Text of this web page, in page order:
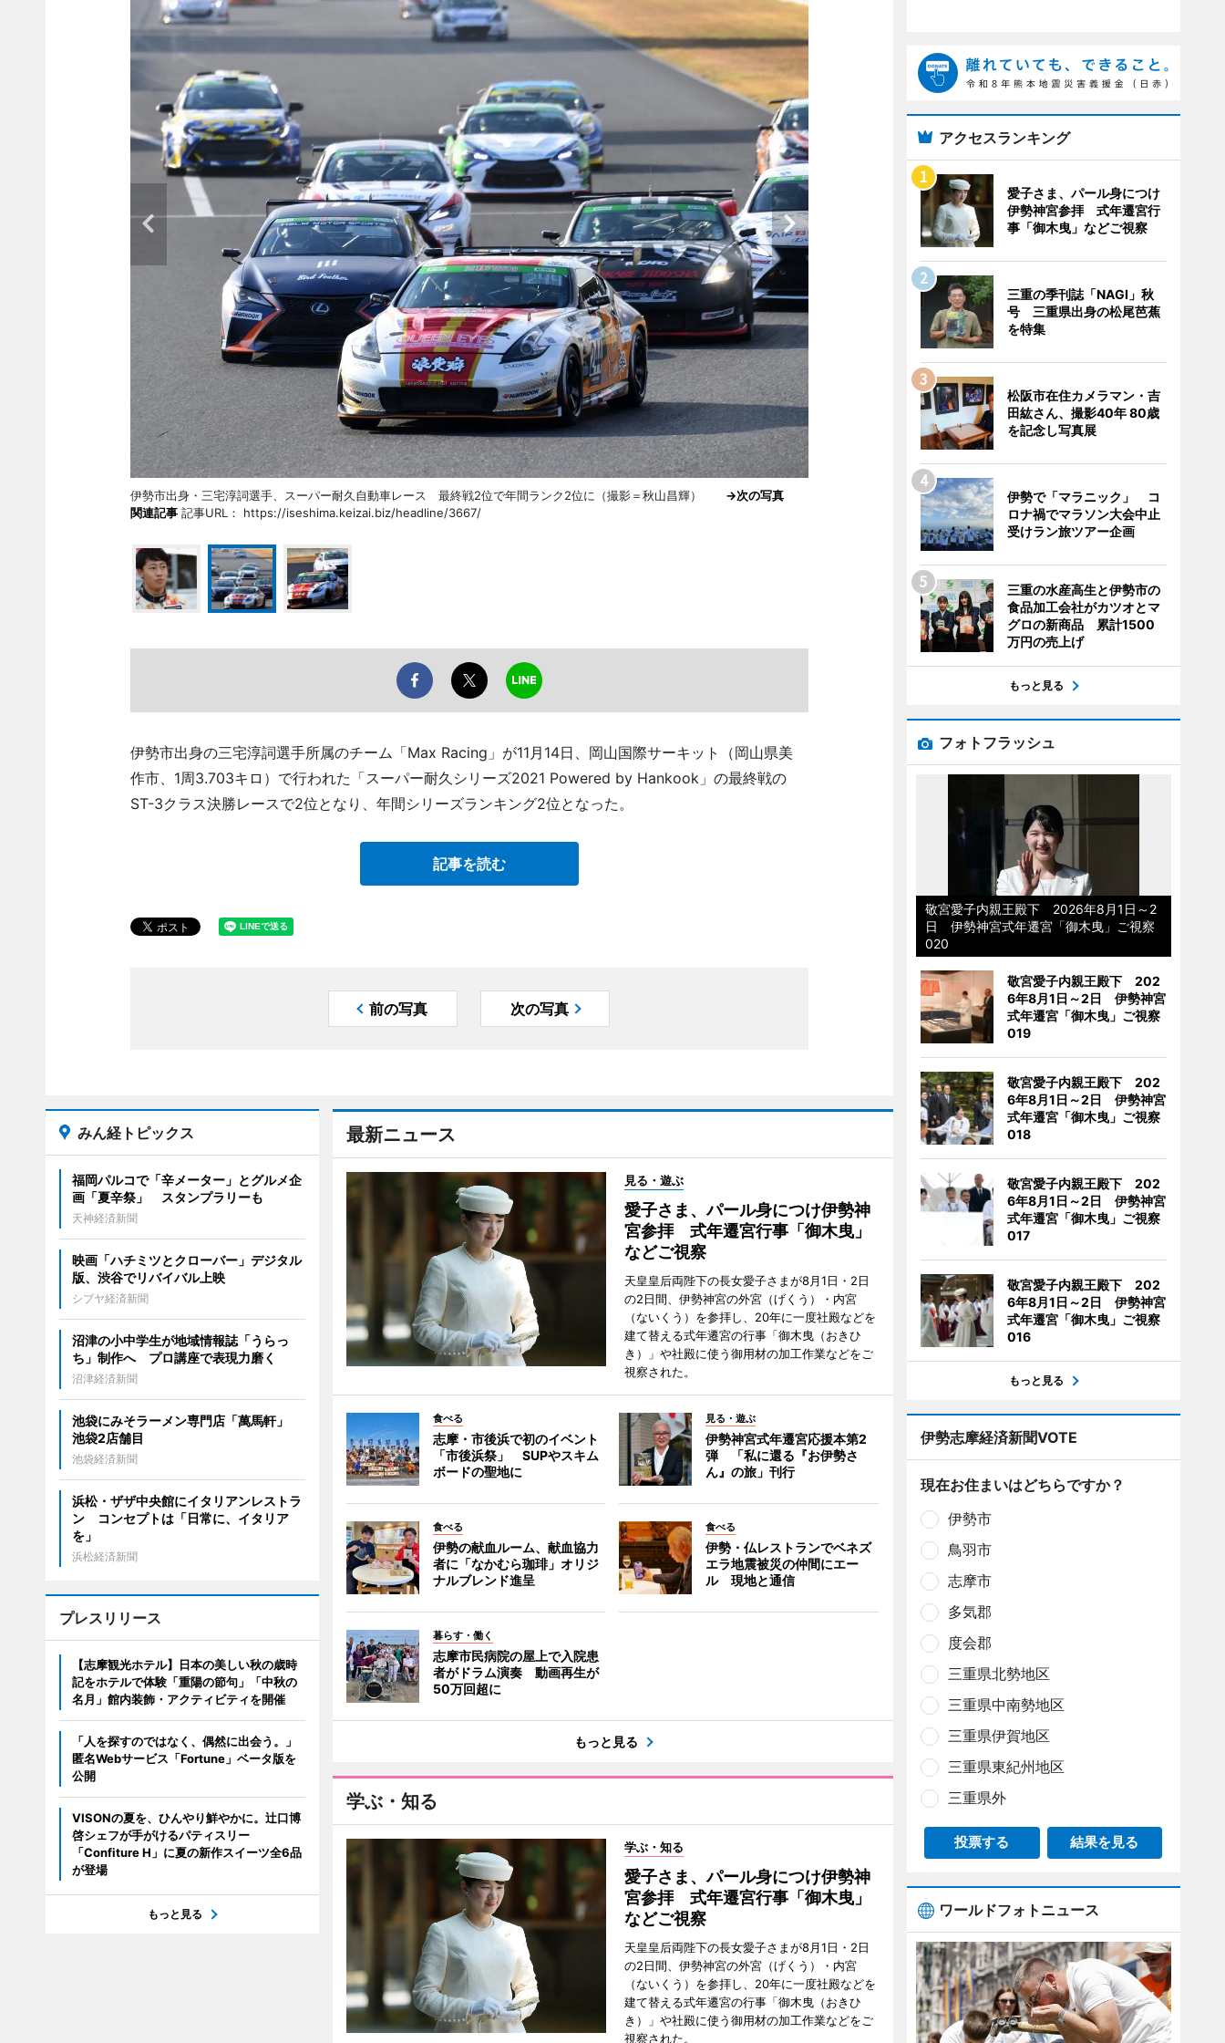
伊勢市出身・三宅淳詞選手、スーパー耐久自動車レース 最終戦2位で年間ランク2位に（撮影＝秋山昌輝） →次の写真
関連記事記事URL： https://iseshima.keizai.biz/headline/3667/
伊勢市出身の三宅淳詞選手所属のチーム「Max Racing」が11月14日、岡山国際サーキット（岡山県美
作市、1周3.703キロ）で行われた「スーパー耐久シリーズ2021 Powered by Hankook」の最終戦の
ST-3クラス決勝レースで2位となり、年間シリーズランキング2位となった。
記事を読む
前の写真 次の写真
最新ニュース
見る・遊ぶ
愛子さま、パール身につけ伊勢神
宮参拝 式年遷宮行事「御木曳」
などご視察
天皇皇后両陛下の長女愛子さまが8月1日・2日
の2日間、伊勢神宮の外宮（げくう）・内宮
（ないくう）を参拝し、20年に一度社殿などを
建て替える式年遷宮の行事「御木曳（おきひ
き）」や社殿に使う御用材の加工作業などをご
視察された。
食べる
志摩・市後浜で初のイベント
「市後浜祭」 SUPやスキム
ボードの聖地に
見る・遊ぶ
伊勢神宮式年遷宮応援本第2
弾 「私に還る『お伊勢さ
ん』の旅」刊行
食べる
伊勢の献血ルーム、献血協力
者に「なかむら珈琲」オリジ
ナルブレンド進呈
食べる
伊勢・仏レストランでベネズ
エラ地震被災の仲間にエー
ル 現地と通信
暮らす・働く
志摩市民病院の屋上で入院患
者がドラム演奏 動画再生が
50万回超に
もっと見る
学ぶ・知る
学ぶ・知る
愛子さま、パール身につけ伊勢神
宮参拝 式年遷宮行事「御木曳」
などご視察
天皇皇后両陛下の長女愛子さまが8月1日・2日
の2日間、伊勢神宮の外宮（げくう）・内宮
（ないくう）を参拝し、20年に一度社殿などを
建て替える式年遷宮の行事「御木曳（おきひ
き）」や社殿に使う御用材の加工作業などをご
視察された。
みん経トピックス
福岡パルコで「辛メーター」とグルメ企
画「夏辛祭」 スタンプラリーも
天神経済新聞
映画「ハチミツとクローバー」デジタル
版、渋谷でリバイバル上映
シブヤ経済新聞
沼津の小中学生が地域情報誌「うらっ
ち」制作へ プロ講座で表現力磨く
沼津経済新聞
池袋にみそラーメン専門店「萬馬軒」
池袋2店舗目
池袋経済新聞
浜松・ザザ中央館にイタリアンレストラ
ン コンセプトは「日常に、イタリア
を」
浜松経済新聞
プレスリリース
【志摩観光ホテル】日本の美しい秋の歳時
記をホテルで体験「重陽の節句」「中秋の
名月」館内装飾・アクティビティを開催
「人を探すのではなく、偶然に出会う。」
匿名Webサービス「Fortune」ベータ版を
公開
VISONの夏を、ひんやり鮮やかに。辻口博
啓シェフが手がけるパティスリー
「Confiture H」に夏の新作スイーツ全6品
が登場
もっと見る
アクセスランキング
愛子さま、パール身につけ
伊勢神宮参拝 式年遷宮行
事「御木曳」などご視察
三重の季刊誌「NAGI」秋
号 三重県出身の松尾芭蕉
を特集
松阪市在住カメラマン・吉
田紘さん、撮影40年 80歳
を記念し写真展
伊勢で「マラニック」 コ
ロナ禍でマラソン大会中止
受けラン旅ツアー企画
三重の水産高生と伊勢市の
食品加工会社がカツオとマ
グロの新商品 累計1500
万円の売上げ
もっと見る
フォトフラッシュ
敬宮愛子内親王殿下 2026年8月1日～2
日 伊勢神宮式年遷宮「御木曳」ご視察
020
敬宮愛子内親王殿下 202
6年8月1日～2日 伊勢神宮
式年遷宮「御木曳」ご視察
019
敬宮愛子内親王殿下 202
6年8月1日～2日 伊勢神宮
式年遷宮「御木曳」ご視察
018
敬宮愛子内親王殿下 202
6年8月1日～2日 伊勢神宮
式年遷宮「御木曳」ご視察
017
敬宮愛子内親王殿下 202
6年8月1日～2日 伊勢神宮
式年遷宮「御木曳」ご視察
016
もっと見る
伊勢志摩経済新聞VOTE
現在お住まいはどちらですか？
伊勢市
鳥羽市
志摩市
多気郡
度会郡
三重県北勢地区
三重県中南勢地区
三重県伊賀地区
三重県東紀州地区
三重県外
投票する 結果を見る
ワールドフォトニュース